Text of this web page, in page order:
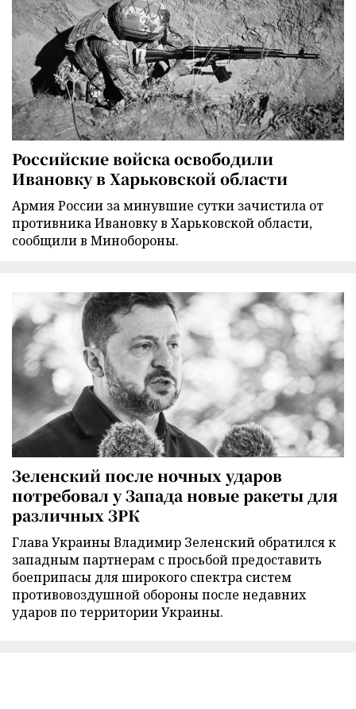
Российские войска освободили
Ивановку в Харьковской области
Армия России за минувшие сутки зачистила от
противника Ивановку в Харьковской области,
сообщили в Минобороны.
Зеленский после ночных ударов
потребовал у Запада новые ракеты для
различных ЗРК
Глава Украины Владимир Зеленский обратился к
западным партнерам с просьбой предоставить
боеприпасы для широкого спектра систем
противовоздушной обороны после недавних
ударов по территории Украины.